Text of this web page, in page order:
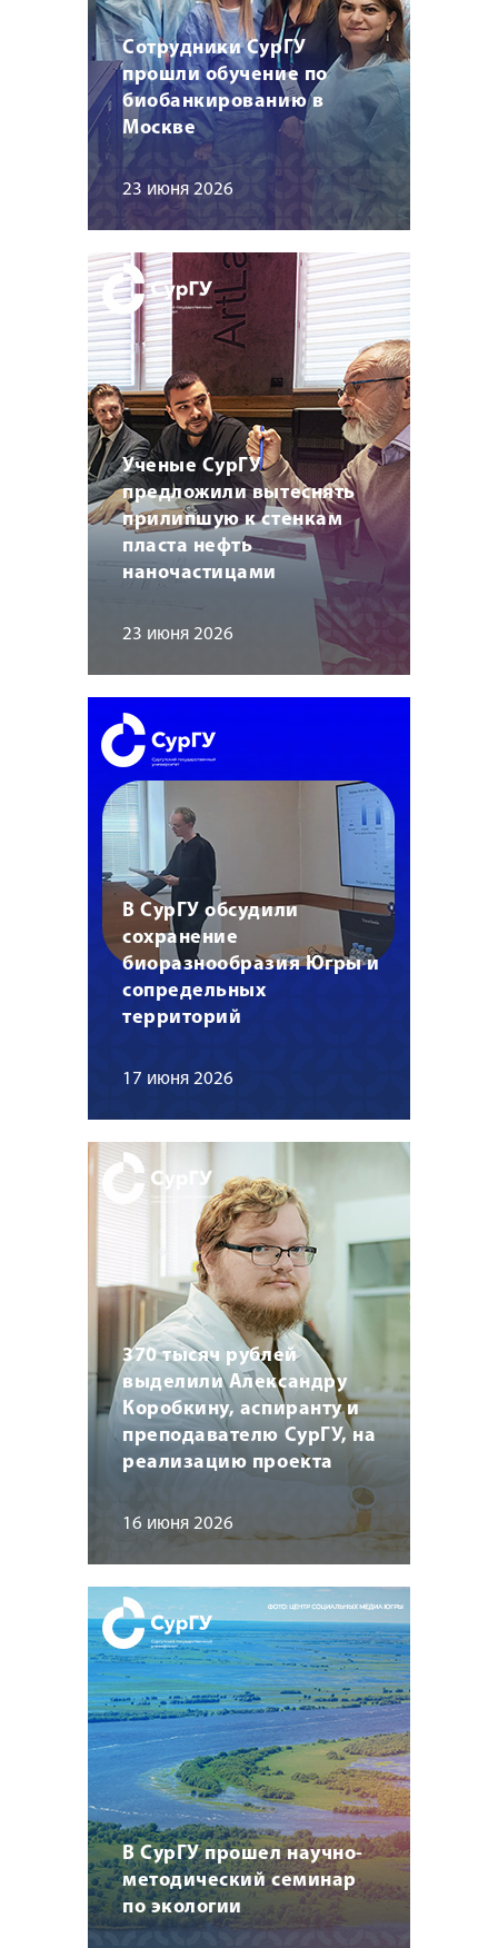
Сотрудники СурГУ
прошли обучение по
биобанкированию в
Москве
23 июня 2026
Ученые СурГУ
предложили вытеснять
прилипшую к стенкам
пласта нефть
наночастицами
23 июня 2026
В СурГУ обсудили
сохранение
биоразнообразия Югры и
сопредельных
территорий
17 июня 2026
370 тысяч рублей
выделили Александру
Коробкину, аспиранту и
преподавателю СурГУ, на
реализацию проекта
16 июня 2026
В СурГУ прошел научно-
методический семинар
по экологии